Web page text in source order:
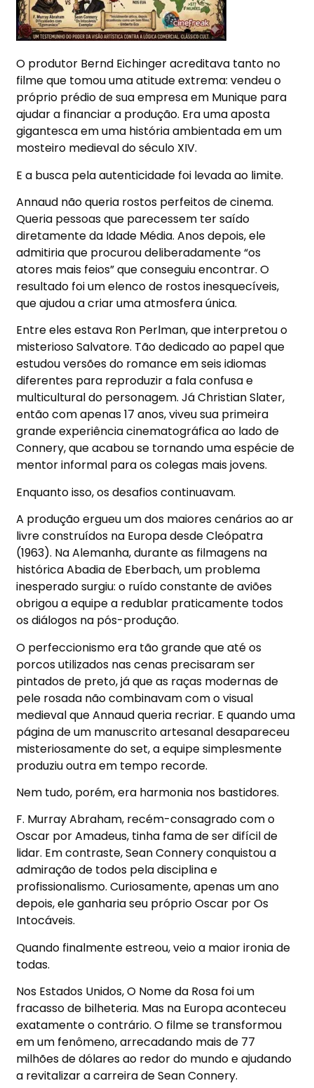
O produtor Bernd Eichinger acreditava tanto no
filme que tomou uma atitude extrema: vendeu o
próprio prédio de sua empresa em Munique para
ajudar a financiar a produção. Era uma aposta
gigantesca em uma história ambientada em um
mosteiro medieval do século XIV.
E a busca pela autenticidade foi levada ao limite.
Annaud não queria rostos perfeitos de cinema.
Queria pessoas que parecessem ter saído
diretamente da Idade Média. Anos depois, ele
admitiria que procurou deliberadamente “os
atores mais feios” que conseguiu encontrar. O
resultado foi um elenco de rostos inesquecíveis,
que ajudou a criar uma atmosfera única.
Entre eles estava Ron Perlman, que interpretou o
misterioso Salvatore. Tão dedicado ao papel que
estudou versões do romance em seis idiomas
diferentes para reproduzir a fala confusa e
multicultural do personagem. Já Christian Slater,
então com apenas 17 anos, viveu sua primeira
grande experiência cinematográfica ao lado de
Connery, que acabou se tornando uma espécie de
mentor informal para os colegas mais jovens.
Enquanto isso, os desafios continuavam.
A produção ergueu um dos maiores cenários ao ar
livre construídos na Europa desde Cleópatra
(1963). Na Alemanha, durante as filmagens na
histórica Abadia de Eberbach, um problema
inesperado surgiu: o ruído constante de aviões
obrigou a equipe a redublar praticamente todos
os diálogos na pós-produção.
O perfeccionismo era tão grande que até os
porcos utilizados nas cenas precisaram ser
pintados de preto, já que as raças modernas de
pele rosada não combinavam com o visual
medieval que Annaud queria recriar. E quando uma
página de um manuscrito artesanal desapareceu
misteriosamente do set, a equipe simplesmente
produziu outra em tempo recorde.
Nem tudo, porém, era harmonia nos bastidores.
F. Murray Abraham, recém-consagrado com o
Oscar por Amadeus, tinha fama de ser difícil de
lidar. Em contraste, Sean Connery conquistou a
admiração de todos pela disciplina e
profissionalismo. Curiosamente, apenas um ano
depois, ele ganharia seu próprio Oscar por Os
Intocáveis.
Quando finalmente estreou, veio a maior ironia de
todas.
Nos Estados Unidos, O Nome da Rosa foi um
fracasso de bilheteria. Mas na Europa aconteceu
exatamente o contrário. O filme se transformou
em um fenômeno, arrecadando mais de 77
milhões de dólares ao redor do mundo e ajudando
a revitalizar a carreira de Sean Connery.